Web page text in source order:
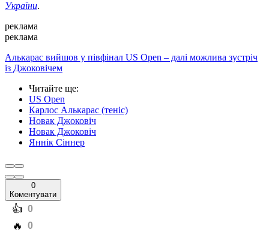
України.
реклама
реклама
Алькарас вийшов у півфінал US Open – далі можлива зустріч
із Джоковічем
Читайте ще:
US Open
Карлос Алькарас (теніс)
Новак Джоковіч
Новак Джоковіч
Яннік Сіннер
0
Коментувати
️👍 0
️🔥 0